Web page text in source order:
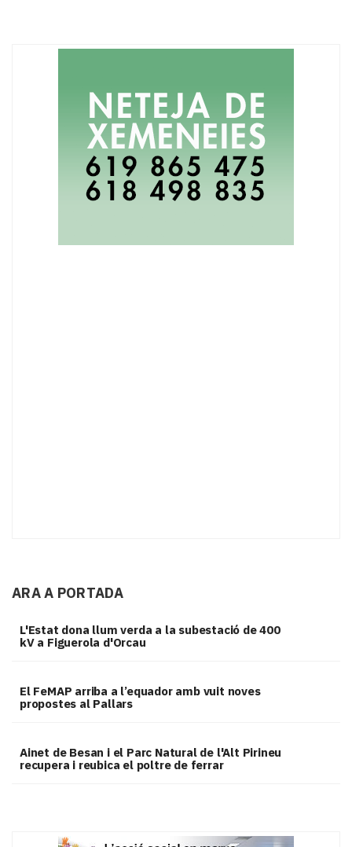
ARA A PORTADA
L'Estat dona llum verda a la subestació de 400
kV a Figuerola d'Orcau
El FeMAP arriba a l’equador amb vuit noves
propostes al Pallars
Ainet de Besan i el Parc Natural de l'Alt Pirineu
recupera i reubica el poltre de ferrar